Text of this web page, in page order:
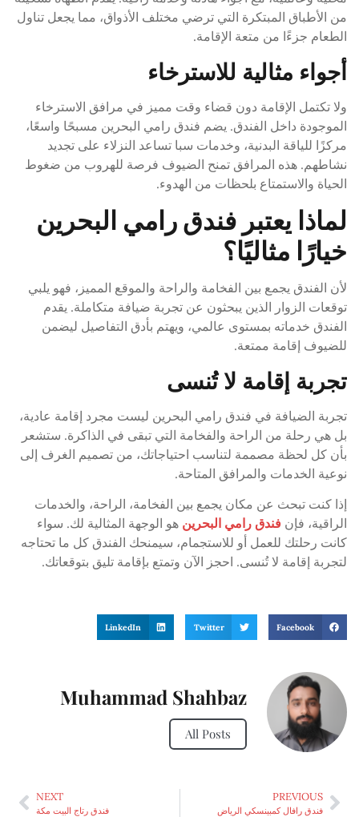
من الأطباق المبتكرة التي ترضي مختلف الأذواق، مما يجعل تناول
الطعام جزءًا من متعة الإقامة.
أجواء مثالية للاسترخاء
ولا تكتمل الإقامة دون قضاء وقت مميز في مرافق الاسترخاء
الموجودة داخل الفندق. يضم فندق رامي البحرين مسبحًا واسعًا،
مركزًا للياقة البدنية، وخدمات سبا تساعد النزلاء على تجديد
نشاطهم. هذه المرافق تمنح الضيوف فرصة للهروب من ضغوط
الحياة والاستمتاع بلحظات من الهدوء.
لماذا يعتبر فندق رامي البحرين
خيارًا مثاليًا؟
لأن الفندق يجمع بين الفخامة والراحة والموقع المميز، فهو يلبي
توقعات الزوار الذين يبحثون عن تجربة ضيافة متكاملة. يقدم
الفندق خدماته بمستوى عالمي، ويهتم بأدق التفاصيل ليضمن
للضيوف إقامة ممتعة.
تجربة إقامة لا تُنسى
تجربة الضيافة في فندق رامي البحرين ليست مجرد إقامة عادية،
بل هي رحلة من الراحة والفخامة التي تبقى في الذاكرة. ستشعر
بأن كل لحظة مصممة لتناسب احتياجاتك، من تصميم الغرف إلى
نوعية الخدمات والمرافق المتاحة.
إذا كنت تبحث عن مكان يجمع بين الفخامة، الراحة، والخدمات
الراقية، فإن فندق رامي البحرين هو الوجهة المثالية لك. سواء
كانت رحلتك للعمل أو للاستجمام، سيمنحك الفندق كل ما تحتاجه
لتجربة إقامة لا تُنسى. احجز الآن وتمتع بإقامة تليق بتوقعاتك.
Facebook
Twitter
LinkedIn
Muhammad Shahbaz
All Posts
PREVIOUS
فندق رافال كمبينسكي الرياض
NEXT
فندق رتاج البيت مكة